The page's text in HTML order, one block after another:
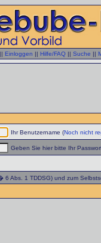
|| Einloggen || Hilfe/FAQ || Suche ||
Ihr Benutzername (Noch nicht
Geben Sie hier bitte Ihr
Abs. 1 TDDSG) und zum